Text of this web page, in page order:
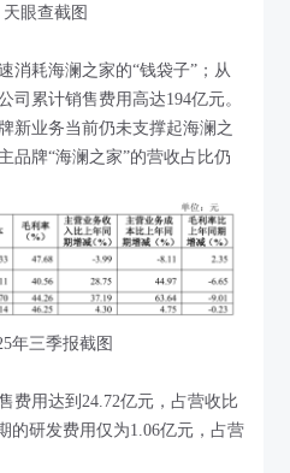
天眼查截图
消耗海澜之家的“钱袋子”；从
司累计销售费用高达194亿元。
新业务当前仍未支撑起海澜之
品牌“海澜之家”的营收占比仍
年三季报截图
费用达到24.72亿元，占营收比
的研发费用仅为1.06亿元，占营